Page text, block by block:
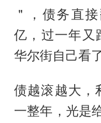
＂，债务直
亿，过一年又
华尔街自己看
债越滚越大，
一整年，光是